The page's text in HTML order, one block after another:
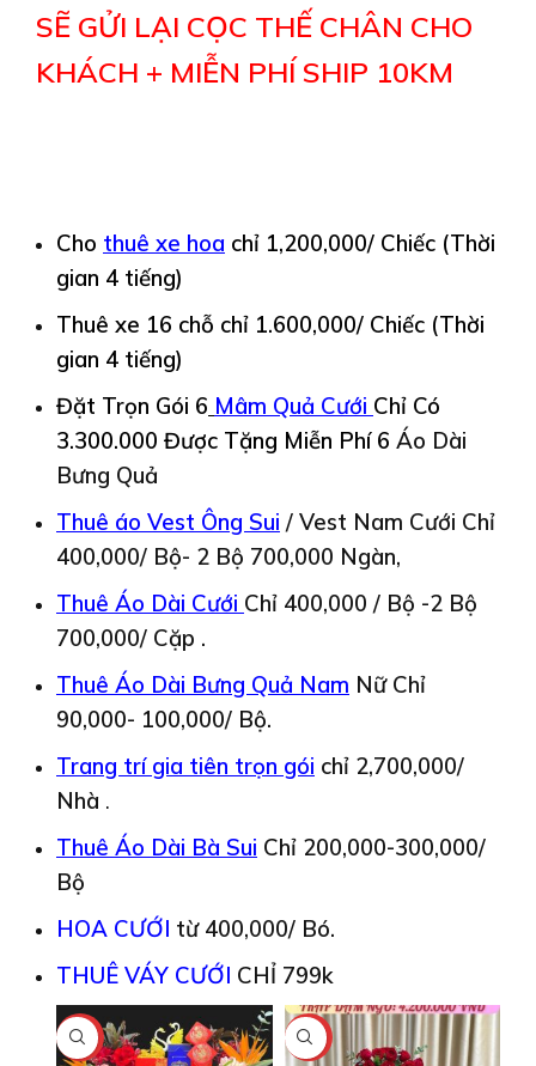
SẼ GỬI LẠI CỌC THẾ CHÂN CHO
KHÁCH + MIỄN PHÍ SHIP 10KM
Cho thuê xe hoa chỉ 1,200,000/ Chiếc (Thời
gian 4 tiếng)
Thuê xe 16 chỗ chỉ 1.600,000/ Chiếc (Thời
gian 4 tiếng)
Đặt Trọn Gói 6 Mâm Quả Cưới Chỉ Có
3.300.000 Được Tặng Miễn Phí 6 Áo Dài
Bưng Quả
Thuê áo Vest Ông Sui / Vest Nam Cưới Chỉ
400,000/ Bộ- 2 Bộ 700,000 Ngàn,
Thuê Áo Dài Cưới Chỉ 400,000 / Bộ -2 Bộ
700,000/ Cặp .
Thuê Áo Dài Bưng Quả Nam Nữ Chỉ
90,000- 100,000/ Bộ.
Trang trí gia tiên trọn gói chỉ 2,700,000/
Nhà .
Thuê Áo Dài Bà Sui Chỉ 200,000-300,000/
Bộ
HOA CƯỚI từ 400,000/ Bó.
THUÊ VÁY CƯỚI CHỈ 799k
-3% -11%